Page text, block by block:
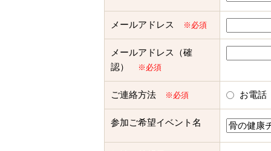
メールアドレス ※必須
メールアドレス（確
認）
※必須
ご連絡方法 ※必須 お電話
参加ご希望イベント名